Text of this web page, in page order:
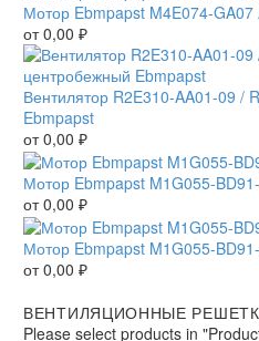
Мотор Ebmpapst M4E074-GA07
от0,00 ₽
Вентилятор R2E310-AA01-09 /
Ebmpapst
от0,00 ₽
Мотор Ebmpapst M1G055-
от0,00 ₽
Мотор Ebmpapst M1G055-
от0,00 ₽
ВЕНТИЛЯЦИОННЫЕ
Please select products in